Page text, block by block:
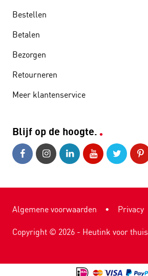
Bestellen
Betalen
Bezorgen
Retourneren
Meer klantenservice
Blijf op de hoogte.
Algemene voorwaarden • Privacy
Copyright © 2026 - Heutink voor thuis